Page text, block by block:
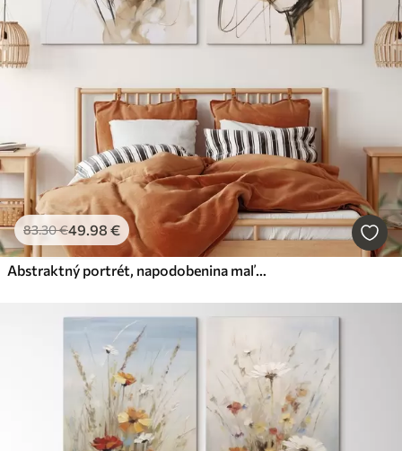
83.30€49.98 €
Abstraktný portrét, napodobenina maľby